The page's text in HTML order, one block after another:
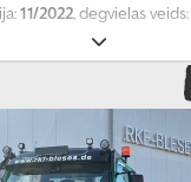
11/2022 , degvielas veids:
, asu konfigurācija:
2028, krāsa:zaļš,
,
kondicionēšana,